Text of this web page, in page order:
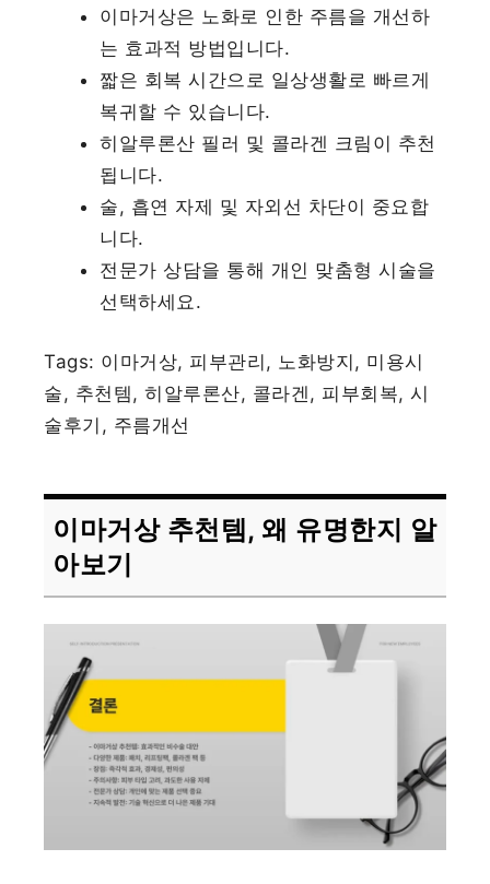
이마거상은 노화로 인한 주름을 개선하
는 효과적 방법입니다.
짧은 회복 시간으로 일상생활로 빠르게
복귀할 수 있습니다.
히알루론산 필러 및 콜라겐 크림이 추천
됩니다.
술, 흡연 자제 및 자외선 차단이 중요합
니다.
전문가 상담을 통해 개인 맞춤형 시술을
선택하세요.
Tags: 이마거상, 피부관리, 노화방지, 미용시
술, 추천템, 히알루론산, 콜라겐, 피부회복, 시
술후기, 주름개선
이마거상 추천템, 왜 유명한지 알
아보기